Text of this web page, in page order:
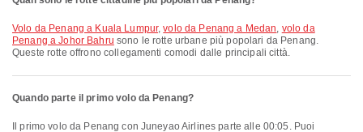
volo da Penang a Kuala Lumpur,volo da Penang a Medan, volo da
Penang a Johor Bahru sono le rotte urbane più popolari da Penang.
Queste rotte offrono collegamenti comodi dalle principali città.
Quando parte il primo volo da Penang?